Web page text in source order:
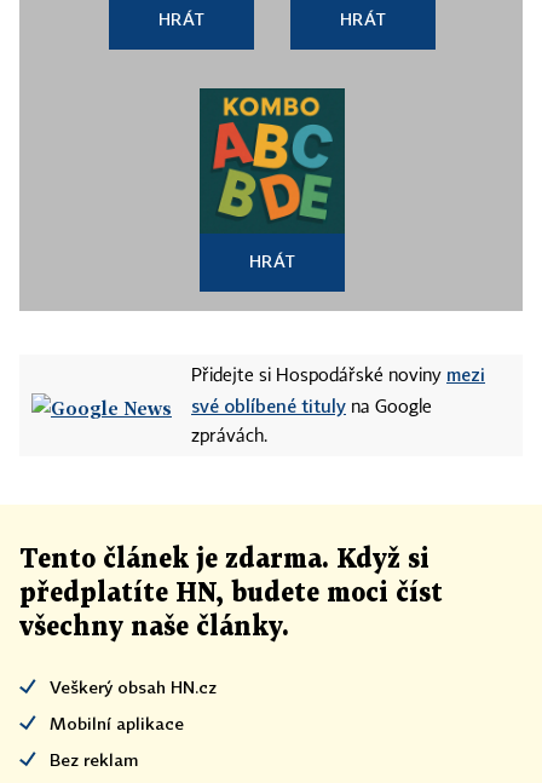
HRÁT HRÁT
HRÁT
Přidejte si Hospodářské noviny mezi
své oblíbené tituly na Google
zprávách.
Tento článek je zdarma. Když si
předplatíte HN, budete moci číst
všechny naše články.
Veškerý obsah HN.cz
Mobilní aplikace
Bez reklam